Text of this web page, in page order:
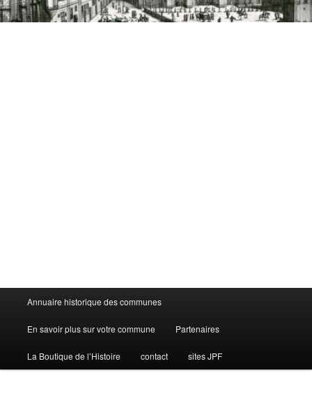
Menu
principal
Annuaire historique des communes
En savoir plus sur votre commune Partenaires
La Boutique de l’Histoire contact sites JPF